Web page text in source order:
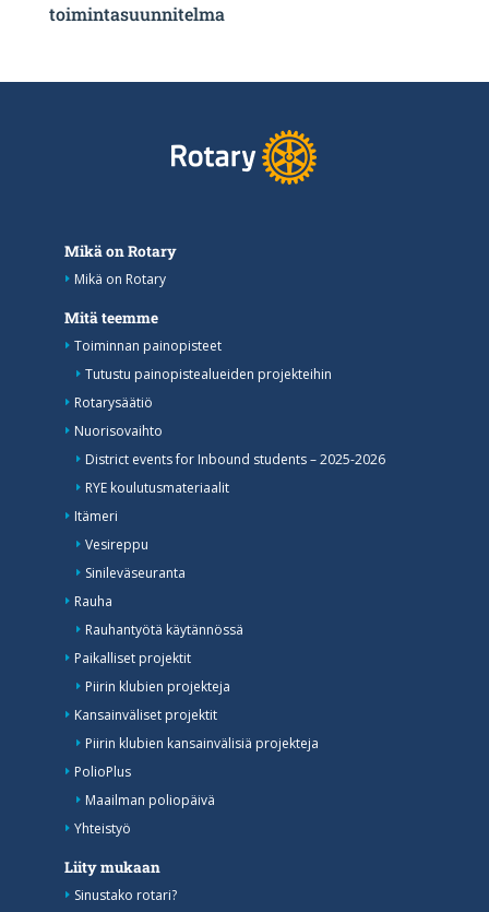
toimintasuunnitelma
Mikä on Rotary
Mikä on Rotary
Mitä teemme
Toiminnan painopisteet
Tutustu painopistealueiden projekteihin
Rotarysäätiö
Nuorisovaihto
District events for Inbound students – 2025-2026
RYE koulutusmateriaalit
Itämeri
Vesireppu
Sinileväseuranta
Rauha
Rauhantyötä käytännössä
Paikalliset projektit
Piirin klubien projekteja
Kansainväliset projektit
Piirin klubien kansainvälisiä projekteja
PolioPlus
Maailman poliopäivä
Yhteistyö
Liity mukaan
Sinustako rotari?